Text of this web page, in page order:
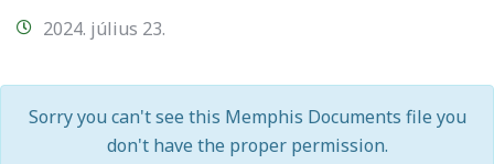
2024. július 23.
Sorry you can't see this Memphis Documents file you
don't have the proper permission.